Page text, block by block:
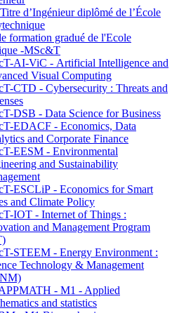
d’Ingénieur diplômé de l’École
formation gradué de l'Ecole
-MSc&T
AI-ViC - Artificial Intelligence and
Visual Computing
CTD - Cybersecurity : Threats and
DSB - Data Science for Business
EDACF - Economics, Data
and Corporate Finance
EESM - Environmental
and Sustainability
ESCLiP - Economics for Smart
and Climate Policy
IOT - Internet of Things :
and Management Program
STEEM - Energy Environment :
Technology & Management
- M1 - Applied
and statistics